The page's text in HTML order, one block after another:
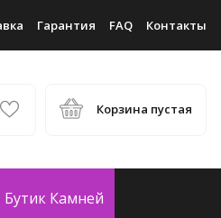
Гарантия FAQ Контакты
Корзина пустая
Бутик Камней